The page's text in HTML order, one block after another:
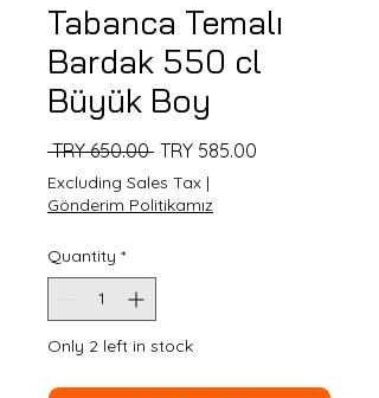
Tabanca Temalı
Bardak 550 cl
Büyük Boy
TRY 650.00 Regular
Price
TRY 585.00
Excluding Sales Tax |
Gönderim Politikamız
Quantity *
Only 2 left in stock